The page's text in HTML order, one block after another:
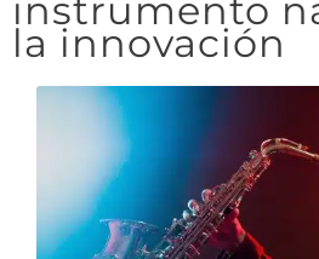
instrumento
la innovación